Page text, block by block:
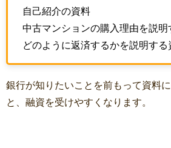
自己紹介の資料
中古マンションの購入理由を説明
どのように返済するかを説明する
銀行が知りたいことを前もって資料
と、融資を受けやすくなります。